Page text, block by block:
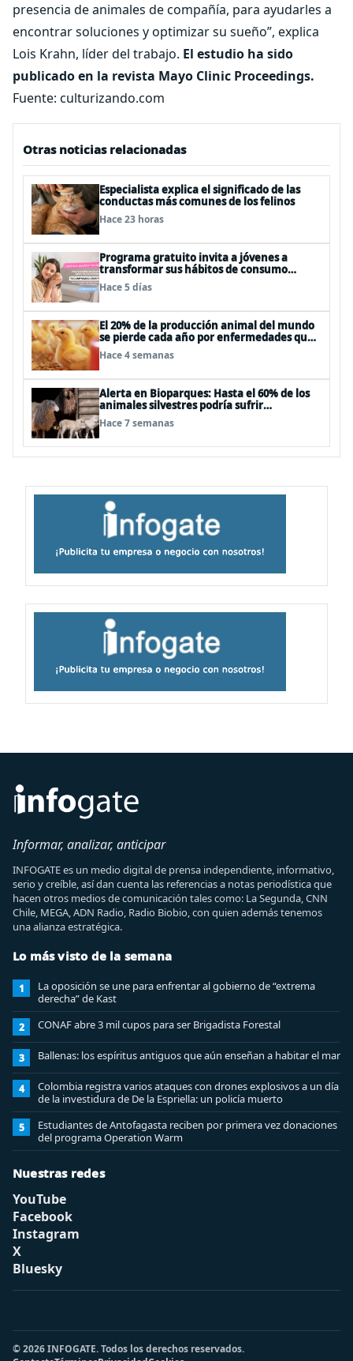
presencia de animales de compañía, para ayudarles a
encontrar soluciones y optimizar su sueño”, explica
Lois Krahn, líder del trabajo. El estudio ha sido
publicado en la revista Mayo Clinic Proceedings.
Fuente: culturizando.com
Otras noticias relacionadas
Especialista explica el significado de las
conductas más comunes de los felinos
Hace 23 horas
Programa gratuito invita a jóvenes a
transformar sus hábitos de consumo
cosmético, alimenticio y de moda
Hace 5 días
El 20% de la producción animal del mundo
se pierde cada año por enfermedades que
se pueden evitar
Hace 4 semanas
Alerta en Bioparques: Hasta el 60% de los
animales silvestres podría sufrir
desnutrición por dietas mal formuladas
Hace 7 semanas
Informar, analizar, anticipar
INFOGATE es un medio digital de prensa independiente, informativo,
serio y creíble, así dan cuenta las referencias a notas periodística que
hacen otros medios de comunicación tales como: La Segunda, CNN
Chile, MEGA, ADN Radio, Radio Biobio, con quien además tenemos
una alianza estratégica.
Lo más visto de la semana
1
La oposición se une para enfrentar al gobierno de “extrema
derecha” de Kast
2 CONAF abre 3 mil cupos para ser Brigadista Forestal
3 Ballenas: los espíritus antiguos que aún enseñan a habitar el mar
4
Colombia registra varios ataques con drones explosivos a un día
de la investidura de De la Espriella: un policía muerto
5
Estudiantes de Antofagasta reciben por primera vez donaciones
del programa Operation Warm
Nuestras redes
YouTube
Facebook
Instagram
X
Bluesky
© 2026 INFOGATE. Todos los derechos reservados.